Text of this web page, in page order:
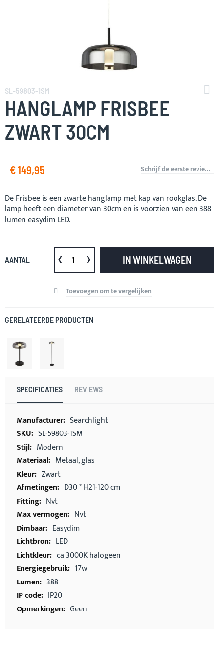
naar
het
begin
van
de
afbeeldingen-
SL-59803-1SM
HANGLAMP FRISBEE
ZWART 30CM
€ 149,95 Schrijf de eerste review over dit product
De Frisbee is een zwarte hanglamp met kap van rookglas. De
lamp heeft een diameter van 30cm en is voorzien van een 388
lumen easydim LED.
AANTAL IN WINKELWAGEN
Toevoegen om te vergelijken
GERELATEERDE PRODUCTEN
SPECIFICATIES REVIEWS
Meer
informatie
Searchlight
SL-59803-1SM
Modern
Metaal, glas
Zwart
D30 * H21-120 cm
Nvt
Nvt
Easydim
LED
ca 3000K halogeen
17w
388
IP20
Geen